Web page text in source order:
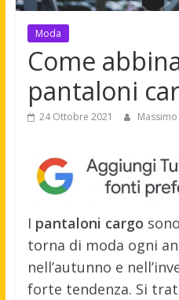
Moda
Come
pantaloni
24 Ottobre 2021
I pantaloni cargo
torna di moda ogni
nell’autunno e
forte tendenza. Si